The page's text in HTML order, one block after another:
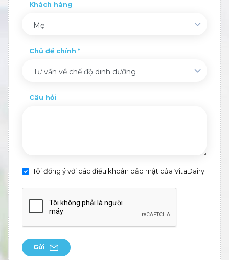
Khách hàng
Mẹ
Chủ đề chính
Tư vấn về chế độ dinh dưỡng
Câu hỏi
Tôi đồng ý với các điều khoản bảo mật của VitaDairy
Gửi